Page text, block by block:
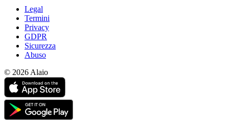
Legal
Termini
Privacy
GDPR
Sicurezza
Abuso
© 2026 Alaio